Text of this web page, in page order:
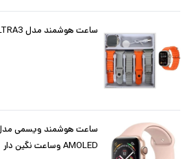
ساعت هوشمند مدل KW33 ULTRA3 به همراه 10 بند
AMOLED وساعت نگین دار